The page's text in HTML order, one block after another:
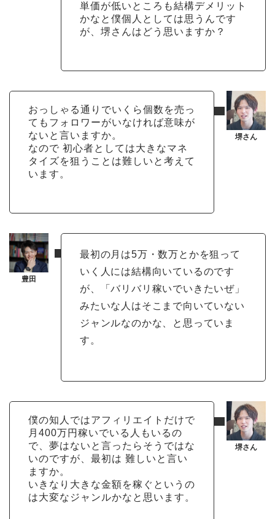
単価が低いところも結構デメリット
かなと僕個人としては思うんです
が、堺さんはどう思いますか？
おっしゃる通りでいくら個数を売っ
てもフォロワーがいなければ意味が
ないと言いますか。
なので 初心者としては大きなマネ
タイズを狙うことは難しいと考えて
います。
最初の月は5万・数万とかを狙って
いく人には結構向いているのです
が、「バリバリ稼いでいきたいぜ」
みたいな人はそこまで向いていない
ジャンルなのかな、と思っていま
す。
僕の知人ではアフィリエイトだけで
月400万円稼いでいる人もいるの
で、夢はないと言ったらそうではな
いのですが、最初は 難しいと言い
ますか。
いきなり大きな金額を稼ぐというの
は大変なジャンルかなと思います。